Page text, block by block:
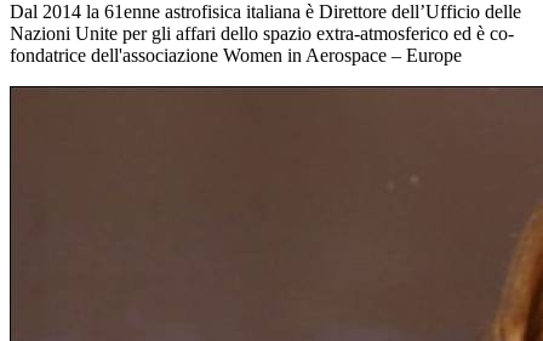
Dal 2014 la 61enne astrofisica italiana è Direttore dell’Ufficio delle
Nazioni Unite per gli affari dello spazio extra-atmosferico ed è co-
fondatrice dell'associazione Women in Aerospace – Europe